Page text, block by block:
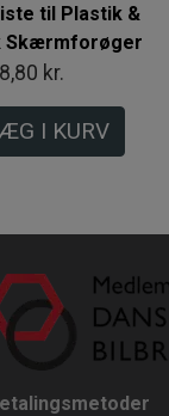
til Plastik &
Skærmforøger
kr.
I KURV